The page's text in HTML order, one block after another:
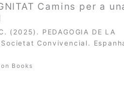
Camins per a
(2025). PEDAGOGIA DE LA
Convivencial.
Books